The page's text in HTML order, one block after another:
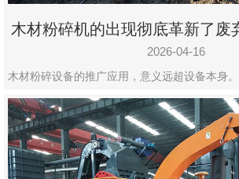
木材粉碎机的出现彻底革新了废
式
2026-04-16
木材粉碎设备的推广应用，意义远超设备本身